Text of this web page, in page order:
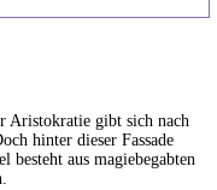
Aristokratie gibt sich nach
hinter dieser Fassade
besteht aus magiebegabten